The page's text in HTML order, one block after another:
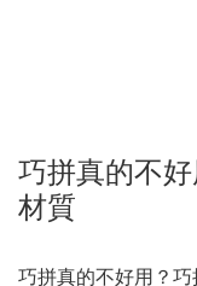
巧拼真的不
材質
巧拼真的不好用？